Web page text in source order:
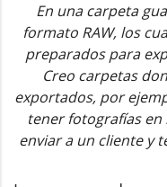
En una carpeta
formato RAW, los
preparados para
Creo carpetas
exportados, por
tener fotografías
enviar a un cliente y